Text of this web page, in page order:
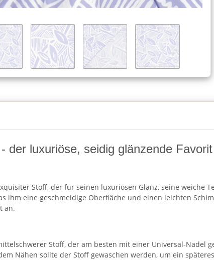
der luxuriöse, seidig glänzende
Stoff, der für seinen luxuriösen Glanz, seine
ihm eine geschmeidige Oberfläche und einen leichten
an.
Stoff, der am besten mit einer Universal-Nadel
Nähen sollte der Stoff gewaschen werden, um ein